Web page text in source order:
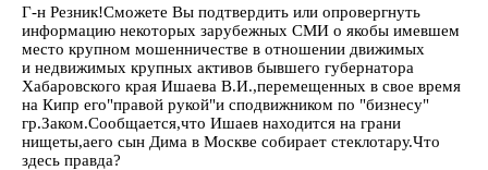
Г-н Резник!Сможете Вы подтвердить или опровергнуть
информацию некоторых зарубежных СМИ о якобы имевшем
место крупном мошенничестве в отношении движимых
и недвижимых крупных активов бывшего губернатора
Хабаровского края Ишаева В.И.,перемещенных в свое время
на Кипр его"правой рукой"и сподвижником по "бизнесу"
гр.Заком.Сообщается,что Ишаев находится на грани
нищеты,аего сын Дима в Москве собирает стеклотару.Что
здесь правда?